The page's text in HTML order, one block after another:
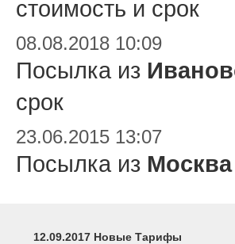
стоимость и срок
08.08.2018 10:09
Посылка из
срок
23.06.2015 13:07
Посылка из Москва
12.09.2017 Новые Тарифы